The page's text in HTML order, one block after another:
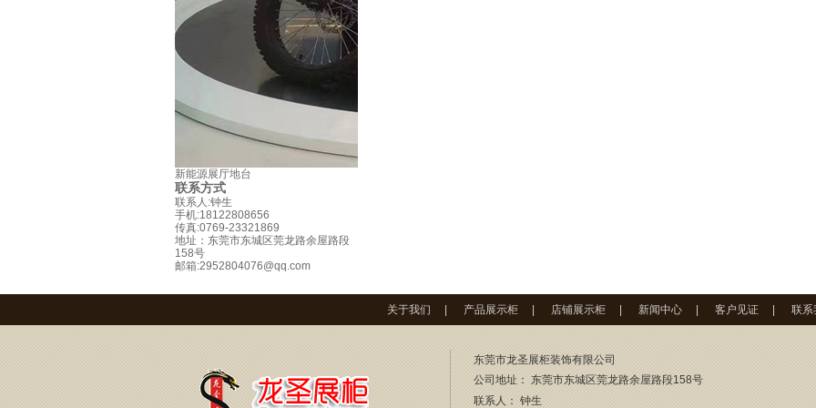
新能源展厅地台
联系方式
联系人:钟生
手机:18122808656
传真:0769-23321869
地址：东莞市东城区莞龙路余屋路段
158号
邮箱:2952804076@qq.com
关于我们 产品展示柜 店铺展示柜 新闻中心 客户见证 联系
东莞市龙圣展柜装饰有限公司
公司地址： 东莞市东城区莞龙路余屋路段158号
联系人： 钟生